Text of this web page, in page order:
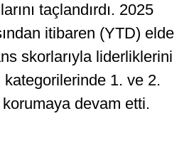
taçlandırdı. 2025
itibaren (YTD) elde
skorlarıyla liderliklerini
1. ve 2.
devam etti.